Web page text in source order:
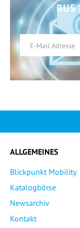
BUS
ALLGEMEINES
Blickpunkt Mobility
Katalogbörse
Newsarchiv
Kontakt